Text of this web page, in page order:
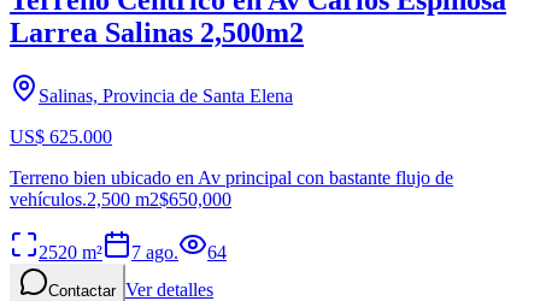
Larrea Salinas 2,500m2
Salinas, Provincia de Santa Elena
US$ 625.000
Terreno bien ubicado en Av principal con bastante flujo de
vehículos.2,500 m2$650,000
2520 m² 7 ago. 64
Contactar Ver detalles